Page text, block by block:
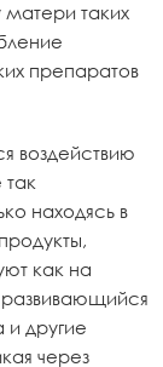
таких
препаратов
воздействию
так
находясь в
как на
и другие
через